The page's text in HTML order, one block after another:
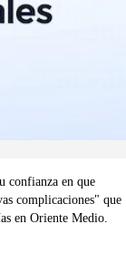
confianza en que
complicaciones" que
en Oriente Medio.